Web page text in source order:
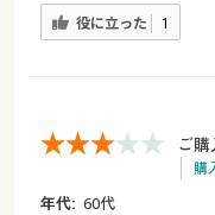
役に立った 1
ご
購
年代: 60代